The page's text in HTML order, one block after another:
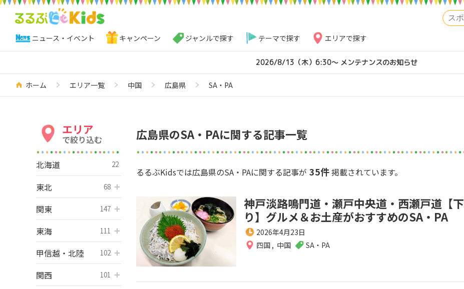
ニュース・イベント キャンペーン ジャンルで探す テーマで探す エリアで探す
2026/8/13（木）6:30～ メンテナンスのお知らせ
ホーム エリア一覧 中国 広島県 SA・PA
エリア
で絞り込む
北海道 22
東北 68
関東
147
東海
111
甲信越・北陸
102
関西
101
広島県のSA・PAに関する記事一覧
るるぶKidsでは広島県のSA・PAに関する記事が 35件掲載されています。
神戸淡路鳴門道・瀬戸中央道・西瀬戸道【下
り】グルメ＆お土産がおすすめのSA・PA
2026年4月23日
四国 , 中国 SA・PA